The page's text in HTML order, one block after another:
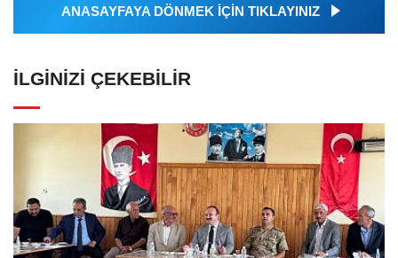
ANASAYFAYA DÖNMEK İÇİN TIKLAYINIZ
İLGINIZI ÇEKEBILIR